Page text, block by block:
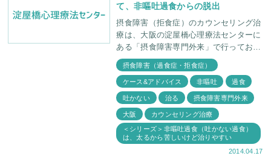
て、非嘔吐過食からの脱出
摂食障害（拒食症）のカウンセリング治
療は、大阪の淀屋橋心理療法センターに
ある「摂食障害専門外来」で行っており
ます。 （大阪府豊中市寺内2丁目13-
49 TGC 8-201（06-6866-1510
摂食障害（過食症・拒食症）
ケース&アドバイス 非嘔吐 過食
吐かない 治る 摂食障害専門外来
大阪 カウンセリング治療
＜シリーズ＞非嘔吐過食（吐かない過食）
は、太るから苦しいけど治りやすい
2014.04.17